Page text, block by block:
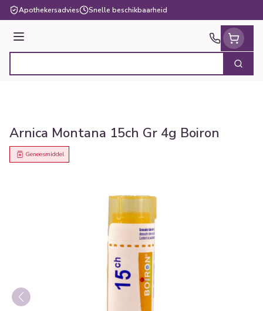
Ga naar de inhoud
Apothekersadvies Snelle beschikbaarheid
Menu
Zoek
Arnica Montana 15ch Gr 4g Boiron
Geneesmiddel